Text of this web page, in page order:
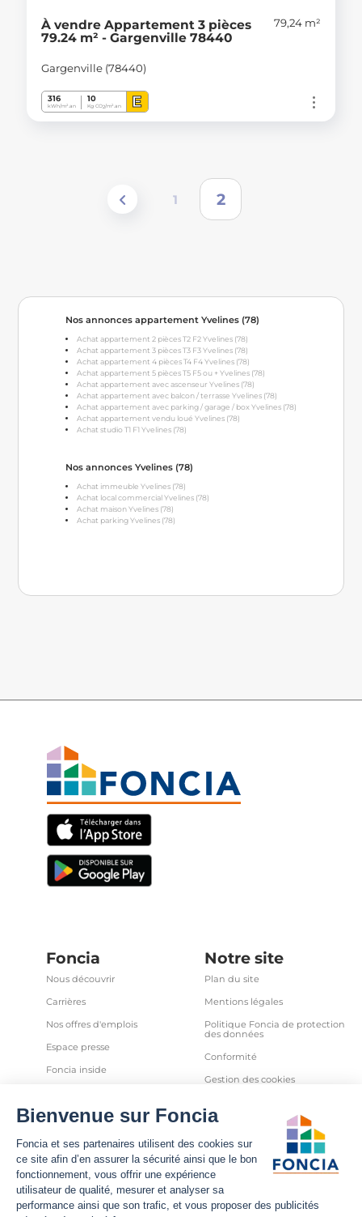
À vendre Appartement 3 pièces
79.24 m² - Gargenville 78440
79,24 m²
Gargenville (78440)
316
kWh/m².an
10
Kg CO2/m².an E
1 2
Nos annonces appartement Yvelines (78)
Achat appartement 2 pièces T2 F2 Yvelines (78)
Achat appartement 3 pièces T3 F3 Yvelines (78)
Achat appartement 4 pièces T4 F4 Yvelines (78)
Achat appartement 5 pièces T5 F5 ou + Yvelines (78)
Achat appartement avec ascenseur Yvelines (78)
Achat appartement avec balcon / terrasse Yvelines (78)
Achat appartement avec parking / garage / box Yvelines (78)
Achat appartement vendu loué Yvelines (78)
Achat studio T1 F1 Yvelines (78)
Nos annonces Yvelines (78)
Achat immeuble Yvelines (78)
Achat local commercial Yvelines (78)
Achat maison Yvelines (78)
Achat parking Yvelines (78)
Foncia
Nous découvrir
Carrières
Nos offres d'emplois
Espace presse
Foncia inside
Partenaires
Notre site
Plan du site
Mentions légales
Politique Foncia de protection
des données
Conformité
Gestion des cookies
et autres traceurs
Sécurité informatique
Déclaration d'accessibilité
Infos utiles
Nous contacter
Nous suivre